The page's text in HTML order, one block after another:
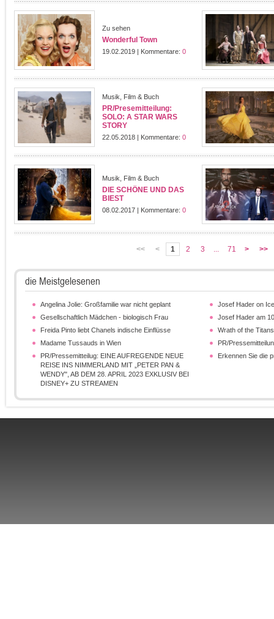
Zu sehen
Wonderful Town
19.02.2019 | Kommentare: 0
Musik, Film & Buch
PR/Presemitteilung:
SOLO: A STAR WARS
STORY
22.05.2018 | Kommentare: 0
Musik, Film & Buch
DIE SCHÖNE UND DAS
BIEST
08.02.2017 | Kommentare: 0
<< < 1 2 3 ... 71 > >>
die Meistgelesenen
Angelina Jolie: Großfamilie war nicht geplant
Gesellschaftlich Mädchen - biologisch Frau
Freida Pinto liebt Chanels indische Einflüsse
Madame Tussauds in Wien
PR/Pressemitteilug: EINE AUFREGENDE NEUE
REISE INS NIMMERLAND MIT „PETER PAN &
WENDY", AB DEM 28. APRIL 2023 EXKLUSIV BEI
DISNEY+ ZU STREAMEN
Josef Hader on
Josef Hader am
Wrath of the
PR/
Erkennen Sie die